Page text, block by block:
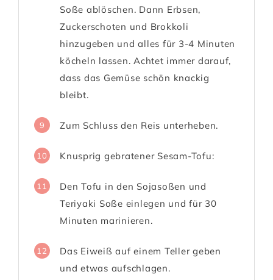
Soße ablöschen. Dann Erbsen,
Zuckerschoten und Brokkoli
hinzugeben und alles für 3-4 Minuten
köcheln lassen. Achtet immer darauf,
dass das Gemüse schön knackig
bleibt.
9 Zum Schluss den Reis unterheben.
10 Knusprig gebratener Sesam-Tofu:
11
Den Tofu in den Sojasoßen und
Teriyaki Soße einlegen und für 30
Minuten marinieren.
12
Das Eiweiß auf einem Teller geben
und etwas aufschlagen.